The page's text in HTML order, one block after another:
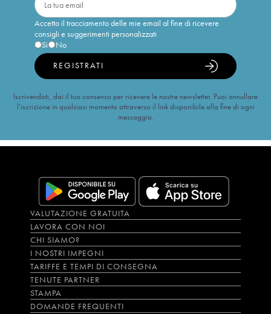
Accetto il tracciamento delle mie email al fine di ricevere
consigli e suggerimenti personalizzati
Sì
No
REGISTRATI
Iscrivendoti, dai il tuo consenso per ricevere le nostre newsletter. Puoi annullare
l’iscrizione in qualsiasi momento attraverso il link disponibile alla fine di ogni
messaggio.
VALUTAZIONE GRATUITA
LAVORA CON NOI
CHI SIAMO?
I NOSTRI IMPEGNI
TARIFFE E TEMPI DI CONSEGNA
TENUTE PARTNER
STAMPA
DOMANDE FREQUENTI